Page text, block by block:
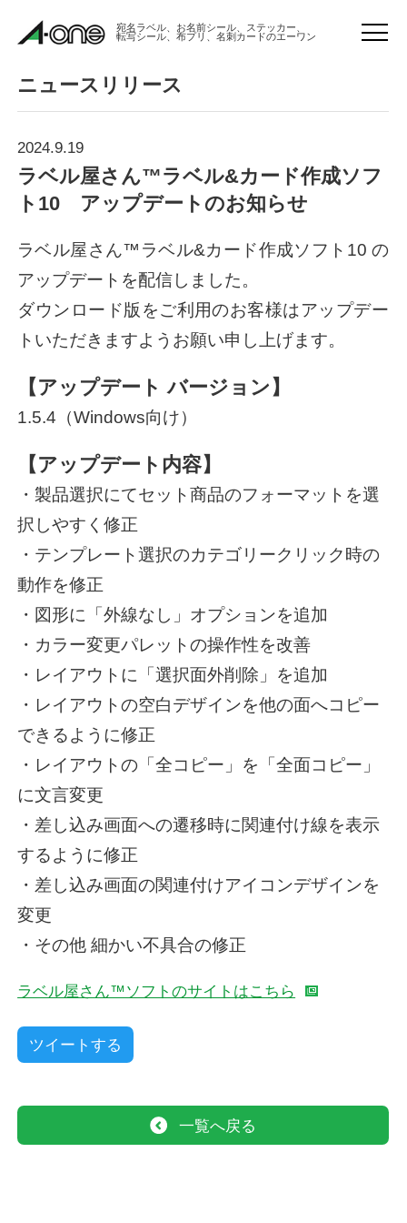
宛名ラベル、お名前シール、ステッカー、
転写シール、布プリ、名刺カードのエーワン
商品情報サイト
サポート
ニュースリリース
メ
ニュースリリース
一覧へ戻る
2024.9.19
ラベル屋さん™ラベル&カード作成ソフ
ト10 アップデートのお知らせ
ラベル屋さん™ラベル&カード作成ソフト10 の
アップデートを配信しました。
ダウンロード版をご利用のお客様はアップデー
トいただきますようお願い申し上げます。
【アップデート バージョン】
1.5.4（Windows向け）
【アップデート内容】
・製品選択にてセット商品のフォーマットを選
択しやすく修正
・テンプレート選択のカテゴリークリック時の
動作を修正
・図形に「外線なし」オプションを追加
・カラー変更パレットの操作性を改善
・レイアウトに「選択面外削除」を追加
・レイアウトの空白デザインを他の面へコピー
できるように修正
・レイアウトの「全コピー」を「全面コピー」
に文言変更
・差し込み画面への遷移時に関連付け線を表示
するように修正
・差し込み画面の関連付けアイコンデザインを
変更
・その他 細かい不具合の修正
ラベル屋さん™ソフトのサイトはこちら
ツイートする